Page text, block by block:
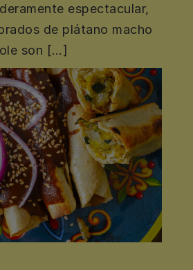
espectacular,
de plátano macho
son […]